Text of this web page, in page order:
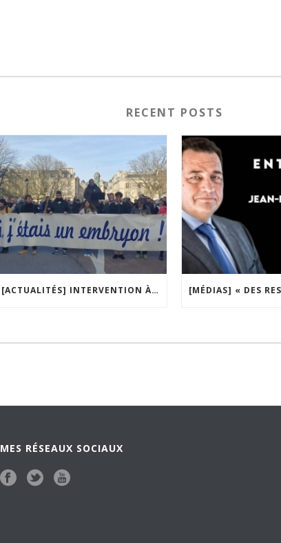
RECENT POSTS
[ACTUALITÉS] INTERVENTION À LA TRIBUNE DE LA MOBILISATION CONTRE LA CONSTITUTIONNALISATION DE L’IVG
MES RÉSEAUX SOCIAUX